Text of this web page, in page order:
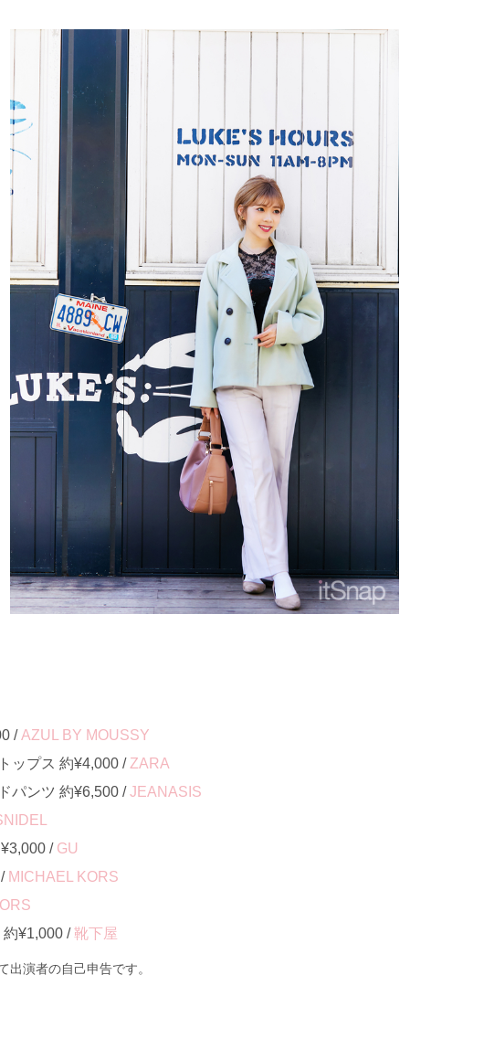
/AZUL BY MOUSSY
ップス 約¥4,000 / ZARA
パンツ 約¥6,500 /JEANASIS
/ GU
MICHAEL KORS
約¥1,000 /靴下屋
演者の自己申告です。